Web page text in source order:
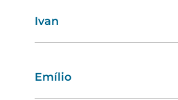
Ivan
Emílio
Ofélia
Delfina